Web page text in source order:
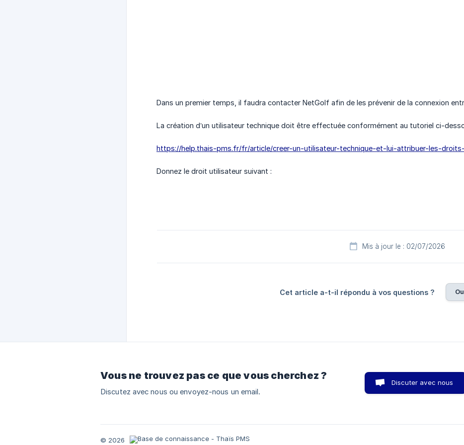
Dans un premier temps, il faudra contacter NetGolf afin de les prévenir de la connexion
La création d’un utilisateur technique doit être effectuée conformément au tutoriel ci-
https://help.thais-pms.fr/fr/article/creer-un-utilisateur-technique-et-lui-attribuer-les-droits-
Donnez le droit utilisateur suivant :
Mis à jour le : 02/07/2026
Cet article a-t-il répondu à vos questions ?
Vous ne trouvez pas ce que vous cherchez ?
Discutez avec nous ou envoyez-nous un email.
Discuter avec nous
© 2026